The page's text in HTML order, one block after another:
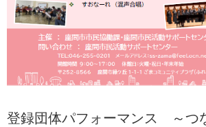
登録団体パフォーマンス ～つ